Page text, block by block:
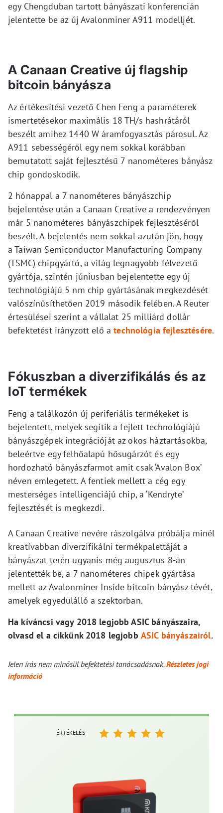
egy Chengduban tartott bányászati konferencián
jelentette be az új Avalonminer A911 modelljét.
A Canaan Creative új flagship
bitcoin bányásza
Az értékesítési vezető Chen Feng a paraméterek
ismertetésekor maximális 18 TH/s hashrátáról
beszélt amihez 1440 W áramfogyasztás párosul. Az
A911 sebességéről egy nem sokkal korábban
bemutatott saját fejlesztésű 7 nanométeres bányász
chip gondoskodik.
2 hónappal a 7 nanométeres bányászchip
bejelentése után a Canaan Creative a rendezvényen
már 5 nanométeres bányászchipek fejlesztéséről
beszélt. A bejelentés nem sokkal azután jön, hogy
a Taiwan Semiconductor Manufacturing Company
(TSMC) chipgyártó, a világ legnagyobb félvezető
gyártója, szintén júniusban bejelentette egy új
technológiájú 5 nm chip gyártásának megkezdését
valószínűsíthetően 2019 második felében. A Reuter
értesülései szerint a vállalat 25 milliárd dollár
befektetést irányzott elő atechnológia fejlesztésére.
Fókuszban a diverzifikálás és az
IoT termékek
Feng a találkozón új periferiális termékeket is
bejelentett, melyek segítik a fejlett technológiájú
bányászgépek integrációját az okos háztartásokba,
beleértve egy felhőalapú hősugárzót és egy
hordozható bányászfarmot amit csak ‘Avalon Box’
néven emlegetett. A fentiek mellett a cég egy
mesterséges intelligenciájú chip, a ‘Kendryte’
fejlesztését is megkezdi.
A Canaan Creative nevére rászolgálva próbálja minél
kreatívabban diverzifikálni termékpalettáját a
bányászat terén ugyanis még augusztus 8-án
jelentették be, a 7 nanométeres chipek gyártása
mellett az Avalonminer Inside bitcoin bányász tévét,
amelyek egyedülálló a szektorban.
Ha kíváncsi vagy 2018 legjobb ASIC bányászaira,
olvasd el a cikkünk 2018 legjobb ASIC bányászairól.
Jelen írás nem minősül befektetési tanácsadásnak.Részletes jogi
információ
ÉRTÉKELÉS